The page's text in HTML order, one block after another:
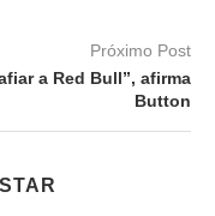
Próximo Post
a Red Bull”, afirma
Button